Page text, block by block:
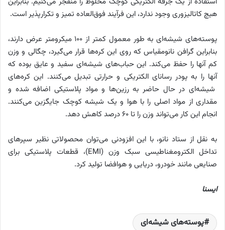
هیچ کاتالیزوری وجود ندارد، این فرآیند فوق‌العاده تمیز و تکرارپذیر است.
پوسته‌های شیشه‌ای به طور معمول کمتر از ۱۰۰ میکرومتر عرض دارند،
بنابراین گرافن نانومقیاس که روی این کره‌ها قرار می‌گیرد، چگالی و وزن
کم آنها را حفظ می‌کند. این حباب‌های شیشه‌ای سفید و عایق بوده که
آنها را به پودر رسانای الکتریکی و حرارتی تبدیل می‌کنند. این کره‌های
شیشه‌ای در حال حاضر به رزین‌ها و مواد پلاستیکی اضافه شده و
مقداری از مواد اصلی را با هوا و یک شیشه کوچک جایگزین می‌کنند.
انجام این کار می‌تواند وزن را تا ۶۰ درصد کاهش دهد.
به نقل از ستاد نانو، با این افزودنی می‌توان محصولاتی نظیر سپرهای
تداخل الکترومغناطیسی سبک وزن (EMI)، قطعات پلاستیکی برای
صنایعی مانند خودرو، دریایی و هوافضا تولید کرد.
ایسنا
پوسته‌های شیشه‌ای